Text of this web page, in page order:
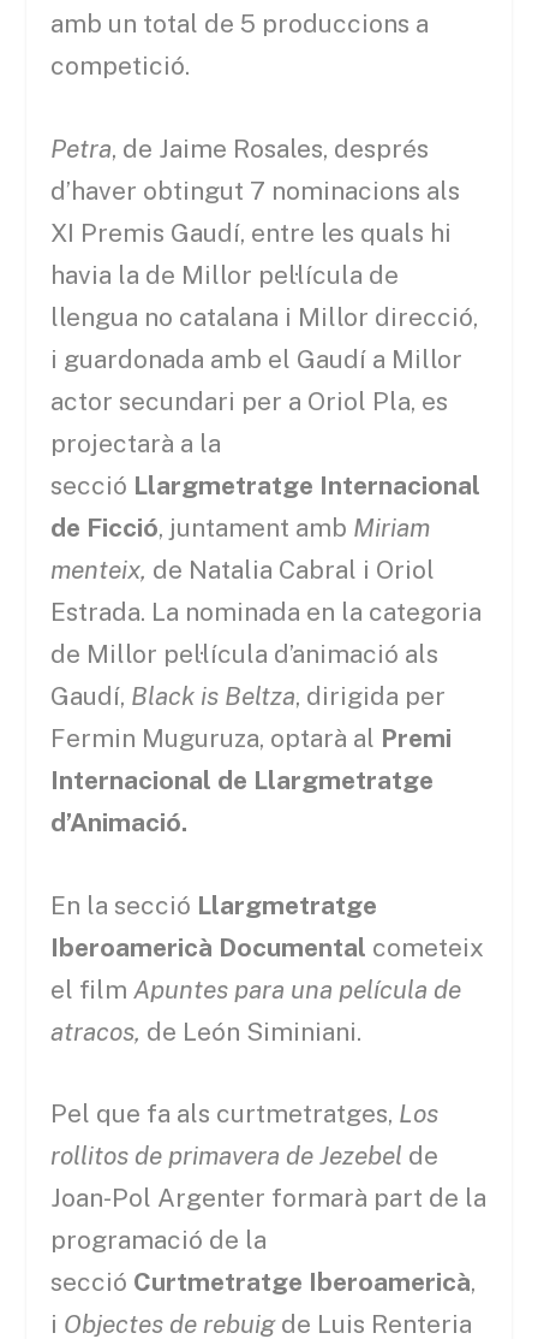
amb un total de 5 produccions a
competició.
Petra, de Jaime Rosales, després
d’haver obtingut 7 nominacions als
XI Premis Gaudí, entre les quals hi
havia la de Millor pel·lícula de
llengua no catalana i Millor direcció,
i guardonada amb el Gaudí a Millor
actor secundari per a Oriol Pla, es
projectarà a la
secció Llargmetratge Internacional
de Ficció, juntament amb Miriam
menteix, de Natalia Cabral i Oriol
Estrada. La nominada en la categoria
de Millor pel·lícula d’animació als
Gaudí, Black is Beltza, dirigida per
Fermin Muguruza, optarà al Premi
Internacional de Llargmetratge
d’Animació.
En la secció Llargmetratge
Iberoamericà Documental cometeix
el film Apuntes para una película de
atracos, de León Siminiani.
Pel que fa als curtmetratges, Los
rollitos de primavera de Jezebel de
Joan-Pol Argenter formarà part de la
programació de la
secció Curtmetratge Iberoamericà,
i Objectes de rebuig de Luis Renteria